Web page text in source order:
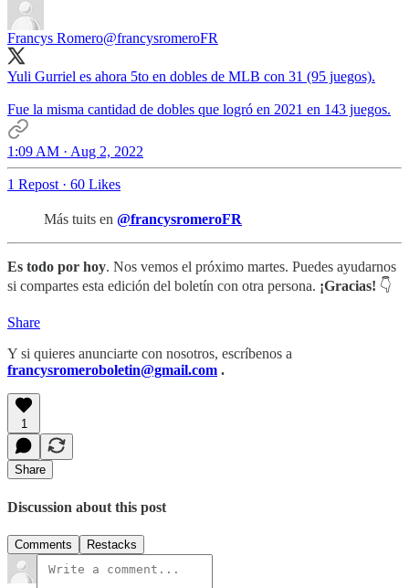
Francys Romero@francysromeroFR
Yuli Gurriel es ahora 5to en dobles de MLB con 31 (95 juegos).
Fue la misma cantidad de dobles que logró en 2021 en 143 juegos.
1:09 AM · Aug 2, 2022
1 Repost· 60 Likes
Más tuits en @francysromeroFR
Es todo por hoy. Nos vemos el próximo martes. Puedes ayudarnos
si compartes esta edición del boletín con otra persona. ¡Gracias! 👇
Share
Y si quieres anunciarte con nosotros, escríbenos a
francysromeroboletin@gmail.com .
1
Share
Discussion about this post
Comments Restacks